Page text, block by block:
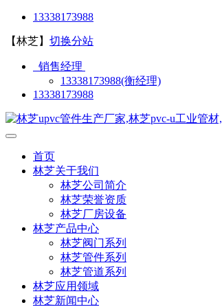
13338173988
【林芝】 切换分站
销售经理
13338173988(衡经理)
13338173988
首页
林芝关于我们
林芝公司简介
林芝荣誉资质
林芝厂房设备
林芝产品中心
林芝阀门系列
林芝管件系列
林芝管道系列
林芝应用领域
林芝新闻中心